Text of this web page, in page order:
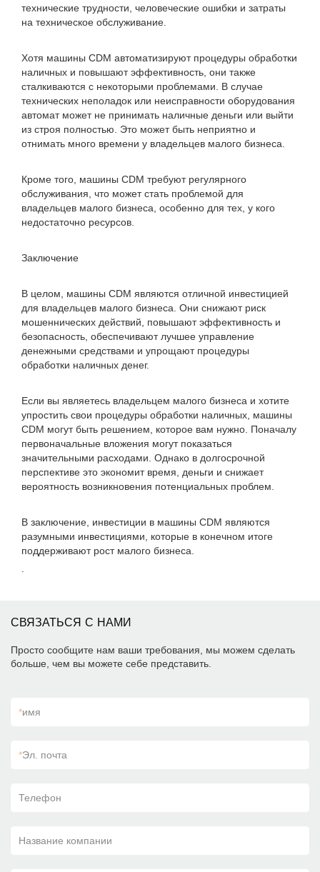
технические трудности, человеческие ошибки и затраты
на техническое обслуживание.
Хотя машины CDM автоматизируют процедуры обработки
наличных и повышают эффективность, они также
сталкиваются с некоторыми проблемами. В случае
технических неполадок или неисправности оборудования
автомат может не принимать наличные деньги или выйти
из строя полностью. Это может быть неприятно и
отнимать много времени у владельцев малого бизнеса.
Кроме того, машины CDM требуют регулярного
обслуживания, что может стать проблемой для
владельцев малого бизнеса, особенно для тех, у кого
недостаточно ресурсов.
Заключение
В целом, машины CDM являются отличной инвестицией
для владельцев малого бизнеса. Они снижают риск
мошеннических действий, повышают эффективность и
безопасность, обеспечивают лучшее управление
денежными средствами и упрощают процедуры
обработки наличных денег.
Если вы являетесь владельцем малого бизнеса и хотите
упростить свои процедуры обработки наличных, машины
CDM могут быть решением, которое вам нужно. Поначалу
первоначальные вложения могут показаться
значительными расходами. Однако в долгосрочной
перспективе это экономит время, деньги и снижает
вероятность возникновения потенциальных проблем.
В заключение, инвестиции в машины CDM являются
разумными инвестициями, которые в конечном итоге
поддерживают рост малого бизнеса.
СВЯЗАТЬСЯ С НАМИ
Просто сообщите нам ваши требования, мы можем сделать
больше, чем вы можете себе представить.
*имя
*Эл. почта
Телефон
Название компании